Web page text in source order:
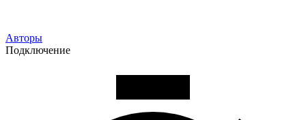
Авторы
Подключение